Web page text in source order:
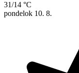
31/14 °C
pondelok 10. 8.